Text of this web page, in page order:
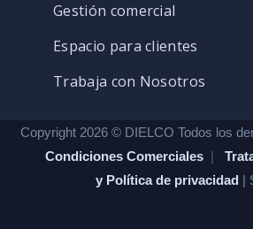
Gestión comercial
Espacio para clientes
Trabaja con Nosotros
Copyright 2026 © DIELCO Todos los
Condiciones Comerciales |
y Política de privacidad |